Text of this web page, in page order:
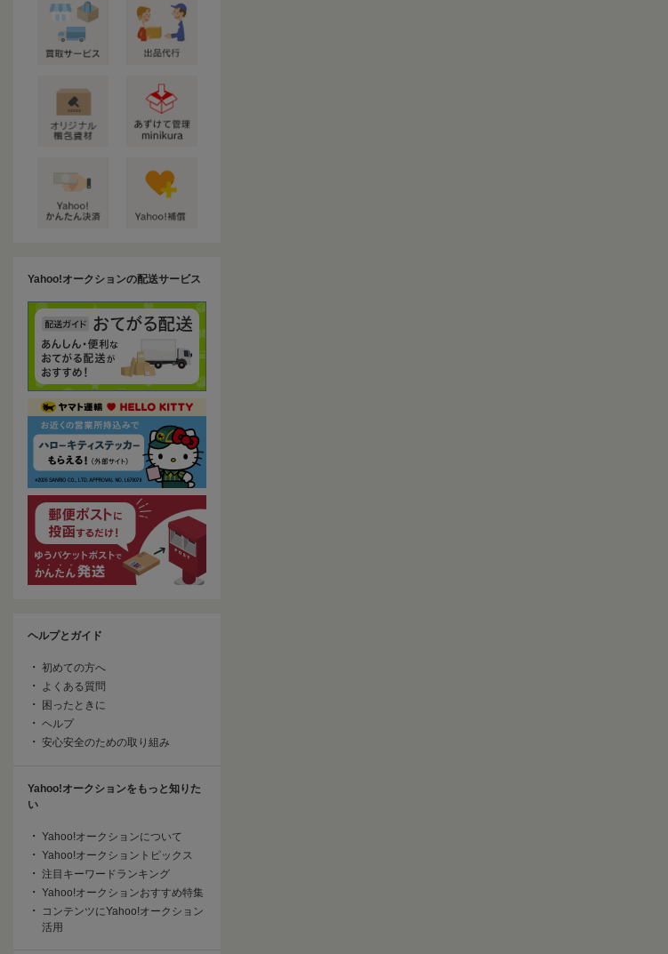
Yahoo!オークションの配送サービス
ヘルプとガイド
初めての方へ
よくある質問
困ったときに
ヘルプ
安心安全のための取り組み
Yahoo!オークションをもっと知りた
い
Yahoo!オークションについて
Yahoo!オークショントピックス
注目キーワードランキング
Yahoo!オークションおすすめ特集
コンテンツにYahoo!オークション
活用